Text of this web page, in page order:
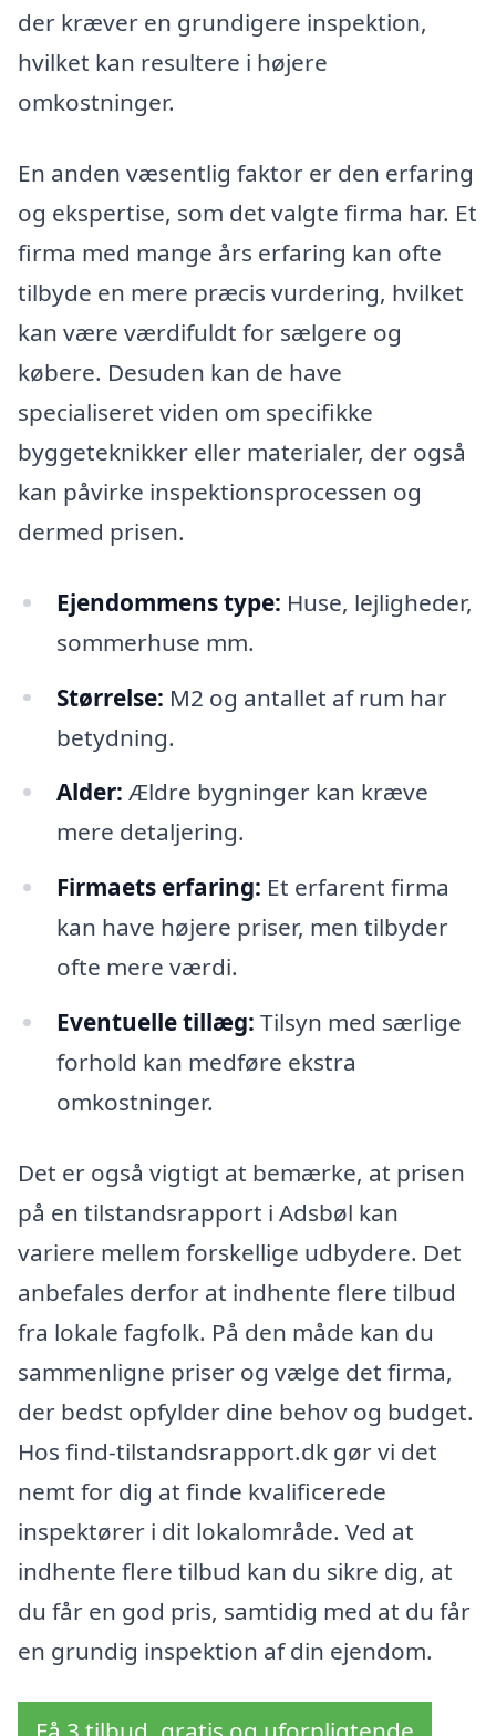
der kræver en grundigere inspektion,
hvilket kan resultere i højere
omkostninger.
En anden væsentlig faktor er den erfaring
og ekspertise, som det valgte firma har. Et
firma med mange års erfaring kan ofte
tilbyde en mere præcis vurdering, hvilket
kan være værdifuldt for sælgere og
købere. Desuden kan de have
specialiseret viden om specifikke
byggeteknikker eller materialer, der også
kan påvirke inspektionsprocessen og
dermed prisen.
Ejendommens type: Huse, lejligheder,
sommerhuse mm.
Størrelse: M2 og antallet af rum har
betydning.
Alder: Ældre bygninger kan kræve
mere detaljering.
Firmaets erfaring: Et erfarent firma
kan have højere priser, men tilbyder
ofte mere værdi.
Eventuelle tillæg: Tilsyn med særlige
forhold kan medføre ekstra
omkostninger.
Det er også vigtigt at bemærke, at prisen
på en tilstandsrapport i Adsbøl kan
variere mellem forskellige udbydere. Det
anbefales derfor at indhente flere tilbud
fra lokale fagfolk. På den måde kan du
sammenligne priser og vælge det firma,
der bedst opfylder dine behov og budget.
Hos find-tilstandsrapport.dk gør vi det
nemt for dig at finde kvalificerede
inspektører i dit lokalområde. Ved at
indhente flere tilbud kan du sikre dig, at
du får en god pris, samtidig med at du får
en grundig inspektion af din ejendom.